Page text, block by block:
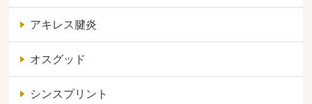
アキレス腱炎
オスグッド
シンスプリント